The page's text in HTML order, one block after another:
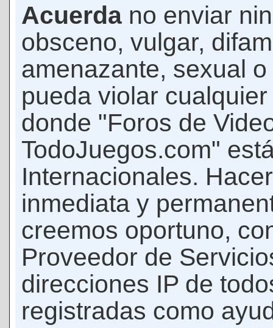
Acuerda no enviar
obsceno, vulgar,
amenazante, sexual
pueda violar
donde "Foros de
TodoJuegos.com"
Internacionales.
inmediata y
creemos oportuno,
Proveedor de
direcciones IP de
registradas como